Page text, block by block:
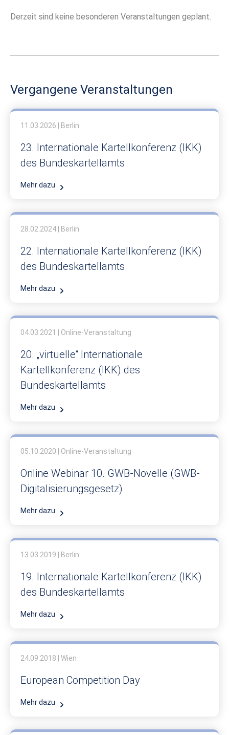
Derzeit sind keine besonderen Veranstaltungen geplant.
Vergangene Veranstaltungen
11.03.2026 | Berlin
23. Internationale Kartellkonferenz (IKK)
des Bundeskartellamts
Mehr dazu
28.02.2024 | Berlin
22. Internationale Kartellkonferenz (IKK)
des Bundeskartellamts
Mehr dazu
04.03.2021 | Online-Veranstaltung
20. „virtuelle“ Internationale
Kartellkonferenz (IKK) des
Bundeskartellamts
Mehr dazu
05.10.2020 | Online-Veranstaltung
Online Webinar 10. GWB-Novelle (GWB-
Digitalisierungsgesetz)
Mehr dazu
13.03.2019 | Berlin
19. Internationale Kartellkonferenz (IKK)
des Bundeskartellamts
Mehr dazu
24.09.2018 | Wien
European Competition Day
Mehr dazu